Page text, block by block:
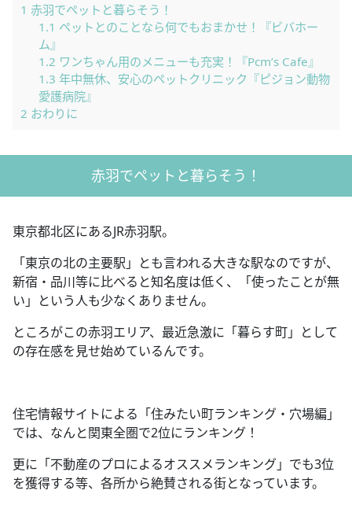
1 赤羽でペットと暮らそう！
1.1 ペットとのことなら何でもおまかせ！『ビバホー
ム』
1.2 ワンちゃん用のメニューも充実！『Pcm’s Cafe』
1.3 年中無休、安心のペットクリニック『ピジョン動物
愛護病院』
2 おわりに
赤羽でペットと暮らそう！
東京都北区にあるJR赤羽駅。
「東京の北の主要駅」とも言われる大きな駅なのですが、
新宿・品川等に比べると知名度は低く、「使ったことが無
い」という人も少なくありません。
ところがこの赤羽エリア、最近急激に「暮らす町」として
の存在感を見せ始めているんです。
住宅情報サイトによる「住みたい町ランキング・穴場編」
では、なんと関東全圏で2位にランキング！
更に「不動産のプロによるオススメランキング」でも3位
を獲得する等、各所から絶賛される街となっています。